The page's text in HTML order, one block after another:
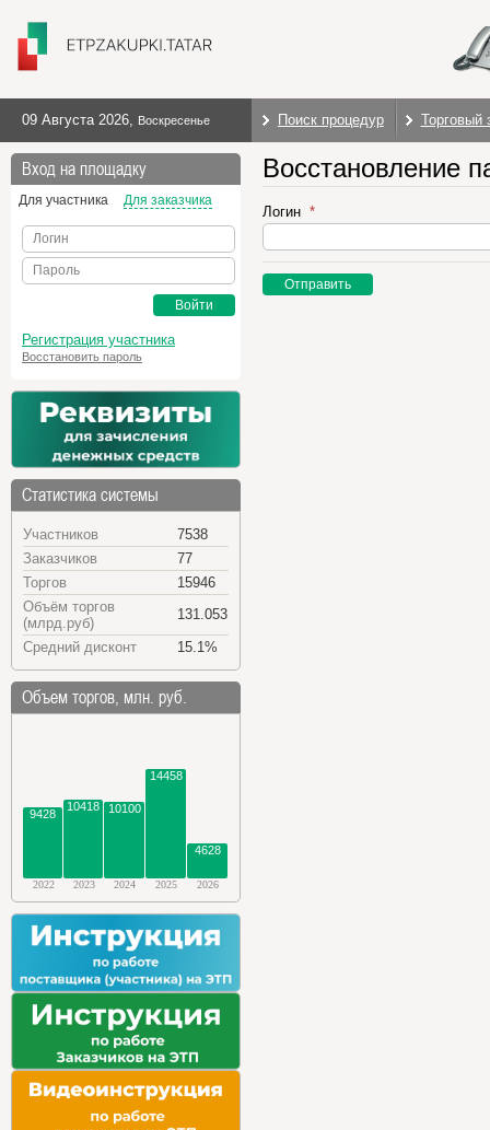
09 Августа 2026, Воскресенье Поиск процедур Торговый
Вход на площадку
Для участника Для заказчика
Логин
Пароль
Войти
Регистрация участника
Восстановить пароль
Статистика системы
Участников
7538
Заказчиков
77
Торгов
15946
Объём торгов
(млрд.руб)
131.053
Средний дисконт
15.1%
Объем торгов, млн. руб.
9428
10418 10100
14458
4628
2022 2023 2024 2025 2026
Восстановление
Логин
Отправить